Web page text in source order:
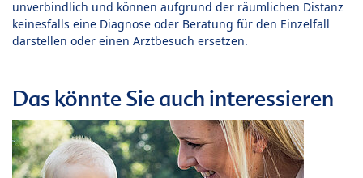
unverbindlich und können aufgrund der räumlichen Distanz
keinesfalls eine Diagnose oder Beratung für den Einzelfall
darstellen oder einen Arztbesuch ersetzen.
Das könnte Sie auch interessieren